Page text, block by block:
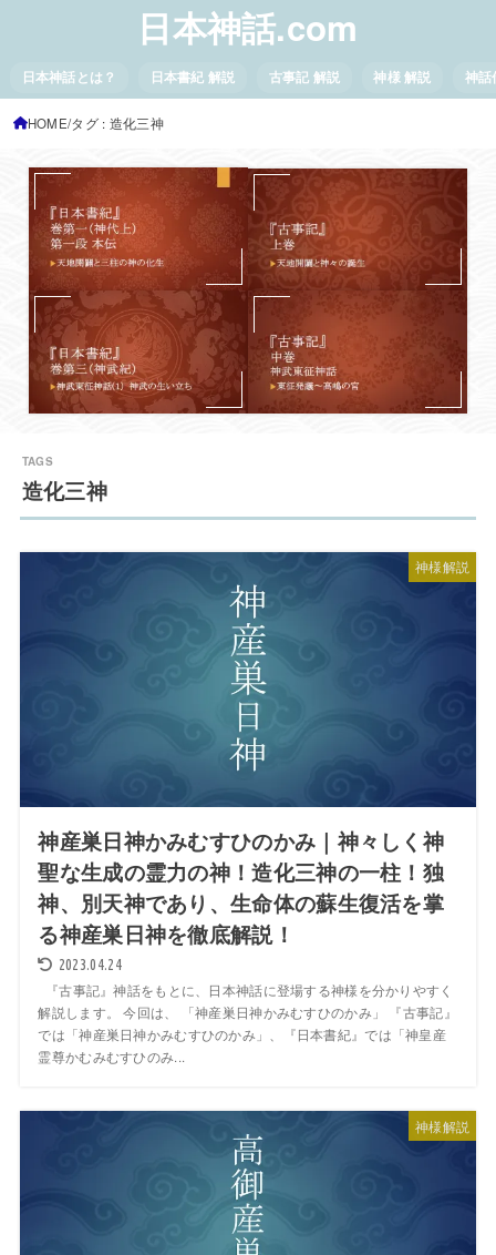
日本神話.com
日本神話とは？ 日本書紀 解説 古事記 解説 神様 解説 神話
HOME タグ : 造化三神
造化三神
神様解説
神産巣日神かみむすひのかみ｜神々しく神
聖な生成の霊力の神！造化三神の一柱！独
神、別天神であり、生命体の蘇生復活を掌
る神産巣日神を徹底解説！
2023.04.24
『古事記』神話をもとに、日本神話に登場する神様を分かりやすく
解説します。 今回は、 「神産巣日神かみむすひのかみ」 『古事記』
では「神産巣日神かみむすひのかみ」、『日本書紀』では「神皇産
霊尊かむみむすひのみ...
神様解説